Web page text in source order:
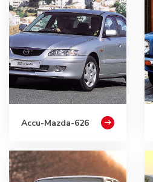
Accu-Mazda-626